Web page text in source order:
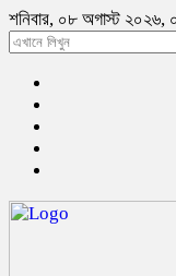
শনিবার, ০৮ অগাস্ট ২০২৬,